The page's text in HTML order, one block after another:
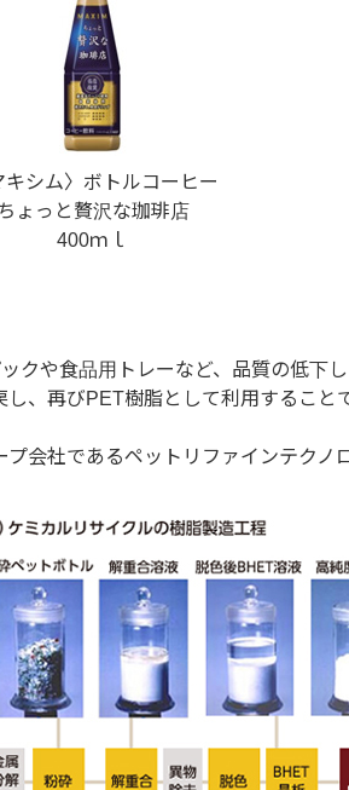
キシム〉ボトルコーヒー
ょっと贅沢な珈琲店
400ｍｌ
クや食品用トレーなど、品質の低下
、再びPET樹脂として利用するこ
会社であるペットリファインテク